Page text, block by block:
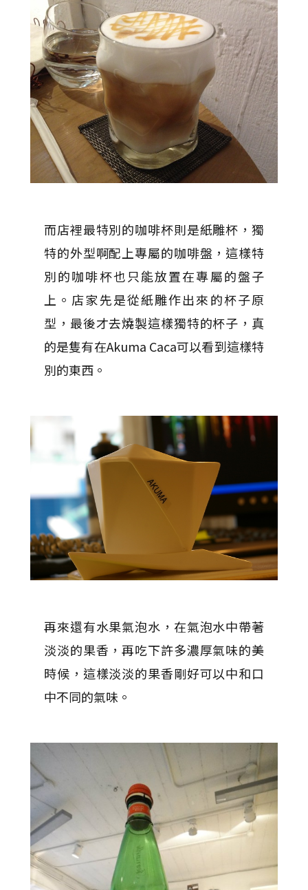
而店裡最特別的咖啡杯則是紙雕杯，獨
特的外型啊配上專屬的咖啡盤，這樣特
別的咖啡杯也只能放置在專屬的盤子
上。店家先是從紙雕作出來的杯子原
型，最後才去燒製這樣獨特的杯子，真
的是隻有在Akuma Caca可以看到這樣特
別的東西。
再來還有水果氣泡水，在氣泡水中帶著
淡淡的果香，再吃下許多濃厚氣味的美
時候，這樣淡淡的果香剛好可以中和口
中不同的氣味。